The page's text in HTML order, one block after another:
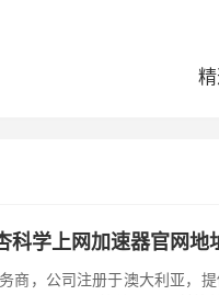
科学上网加速器官网地
商，公司注册于澳大利亚，